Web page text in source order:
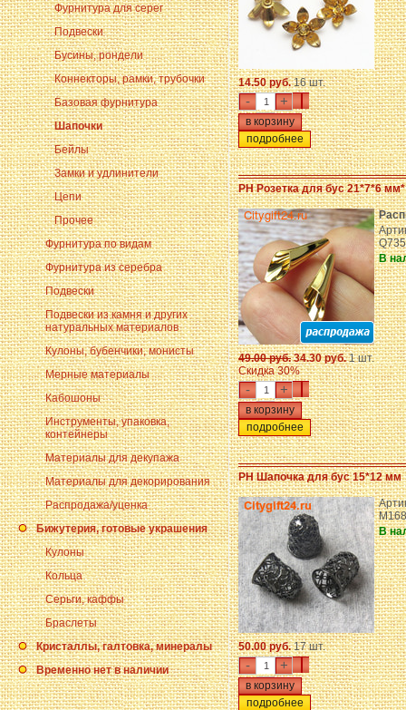
Фурнитура для серег
Подвески
Бусины, рондели
Коннекторы, рамки, трубочки
Базовая фурнитура
Шапочки
Бейлы
Замки и удлинители
Цепи
Прочее
Фурнитура по видам
Фурнитура из серебра
Подвески
Подвески из камня и других
натуральных материалов
Кулоны, бубенчики, монисты
Мерные материалы
Кабошоны
Инструменты, упаковка,
контейнеры
Материалы для декупажа
Материалы для декорирования
Распродажа/уценка
Бижутерия, готовые украшения
Кулоны
Кольца
Серьги, каффы
Браслеты
Кристаллы, галтовка, минералы
Временно нет в наличии
14.50 руб.16 шт.
- +
подробнее
PH Розетка для бус 21*7*6 мм*
В
49.00 руб.34.30 руб.1 шт.
Скидка 30%
- +
подробнее
PH Шапочка для бус 15*12 мм
В
50.00 руб.17 шт.
- +
подробнее